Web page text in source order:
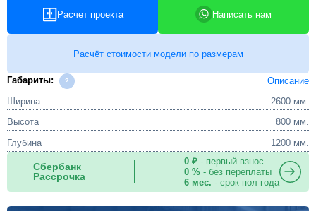
Расчет проекта Написать нам
Расчёт стоимости модели по размерам
Габариты:
Описание
Ширина
2600 мм.
Высота
800 мм.
Глубина
1200 мм.
Сбербанк
Рассрочка
0 ₽- первый взнос
0 %- без переплаты
6 мес. - срок пол года